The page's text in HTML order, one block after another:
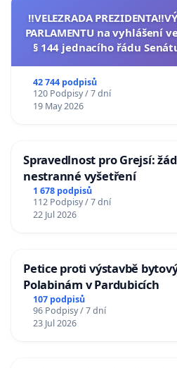
‼️VELEZRADA
PARLAMENTU na vyhlášení
§ 144 jednacího řádu
42 744 podpisů
120 Podpisy / 7 dní
19 May 2026
Spravedlnost pro Grejsí:
nestranné vyšetření
1 678 podpisů
112 Podpisy / 7 dní
22 Jul 2026
Petice proti výstavbě
Polabinám v Pardubicích
107 podpisů
96 Podpisy / 7 dní
23 Jul 2026